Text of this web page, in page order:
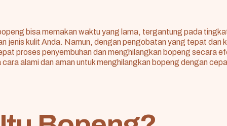
bisa memakan waktu yang lama, tergantung pada
jenis kulit Anda. Namun, dengan pengobatan yang tepat dan
proses penyembuhan dan menghilangkan bopeng secara
alami dan aman untuk menghilangkan bopeng dengan